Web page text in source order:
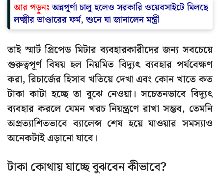
আর পড়ুনঃঅন্নপূর্ণা চালু হলেও সরকারি ওয়েবসাইটে মিলছে
লক্ষ্মীর ভাণ্ডারের ফর্ম, শুনে যা জানালেন মন্ত্রী
তাই স্মার্ট প্রিপেড মিটার ব্যবহারকারীদের জন্য সবচেয়ে
গুরুত্বপূর্ণ বিষয় হল নিয়মিত বিদ্যুৎ ব্যবহার পর্যবেক্ষণ
করা, রিচার্জের হিসাব খতিয়ে দেখা এবং কোন খাতে কত
টাকা কাটা হচ্ছে তা বুঝে নেওয়া। সচেতনভাবে বিদ্যুৎ
ব্যবহার করলে যেমন খরচ নিয়ন্ত্রণে রাখা সম্ভব, তেমনি
অপ্রত্যাশিতভাবে ব্যালেন্স শেষ হয়ে যাওয়ার সমস্যাও
অনেকটাই এড়ানো যাবে।
টাকা কোথায় যাচ্ছে বুঝবেন কীভাবে?